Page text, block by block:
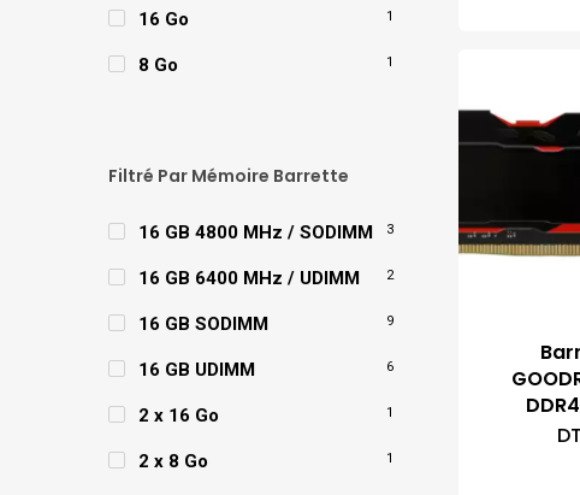
16 Go 1
8 Go 1
Filtré Par Mémoire Barrette
16 GB 4800 MHz / SODIMM 3
16 GB 6400 MHz / UDIMM 2
16 GB SODIMM 9
16 GB UDIMM 6
2 x 16 Go 1
2 x 8 Go 1